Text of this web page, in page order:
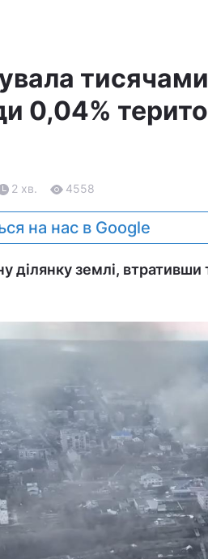
тисячами
0,04%
2 хв. 4558
на нас в Google
ділянку землі, втративши